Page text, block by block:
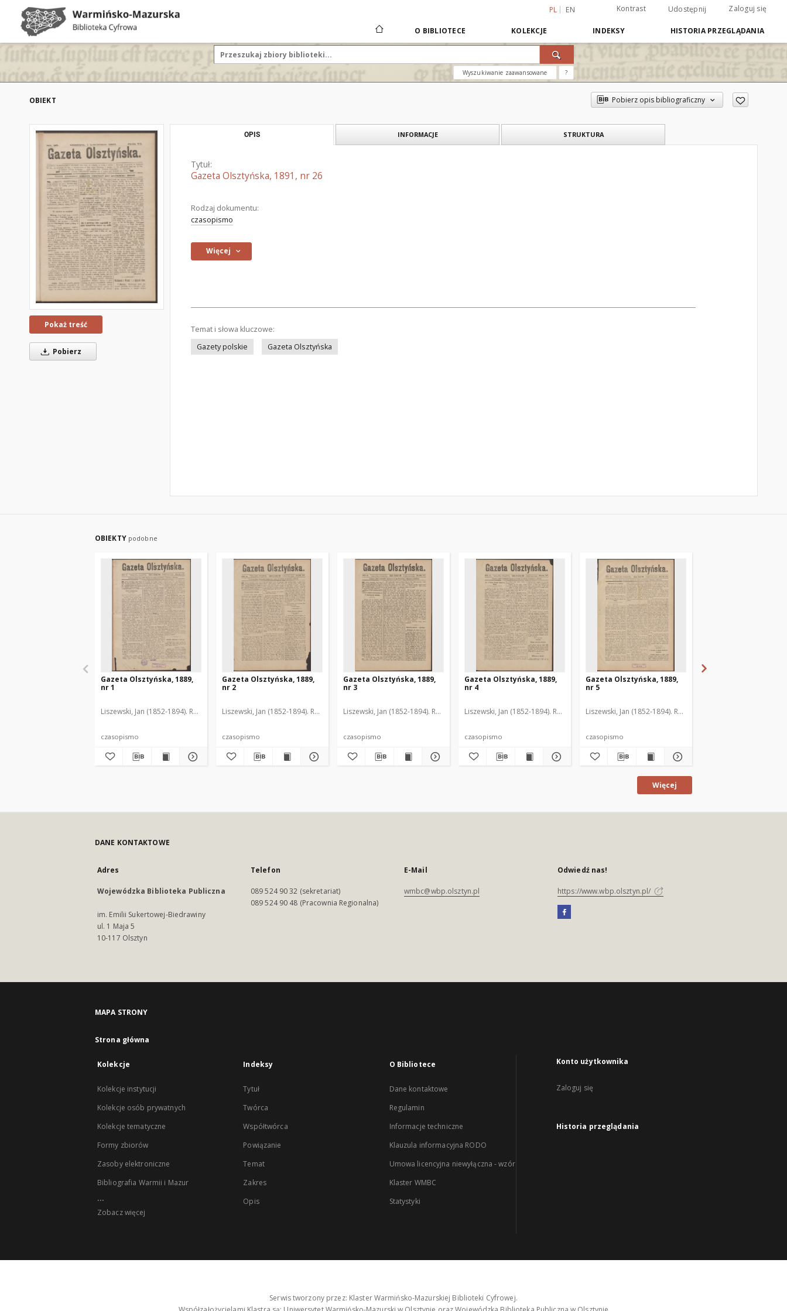
PL EN Kontrast Udostępnij Zaloguj się
O BIBLIOTECE KOLEKCJE INDEKSY HISTORIA PRZEGLĄDANIA
Wyszukiwanie zaawansowane ?
OBIEKT Pobierz opis bibliograficzny
Pokaż treść
Pobierz
OPIS INFORMACJE STRUKTURA
Tytuł:
Gazeta Olsztyńska, 1891, nr 26
Rodzaj dokumentu:
czasopismo
Więcej
Temat i słowa kluczowe:
Gazety polskie
Gazeta Olsztyńska
OBIEKTY podobne
Gazeta Olsztyńska, 1889,
nr 1
Liszewski, Jan (1852-1894). Red.
czasopismo
Gazeta Olsztyńska, 1889,
nr 2
Liszewski, Jan (1852-1894). Red.
czasopismo
Gazeta Olsztyńska, 1889,
nr 3
Liszewski, Jan (1852-1894). Red.
czasopismo
Gazeta Olsztyńska, 1889,
nr 4
Liszewski, Jan (1852-1894). Red.
czasopismo
Gazeta Olsztyńska, 1889,
nr 5
Liszewski, Jan (1852-1894). Red.
czasopismo
Więcej
DANE KONTAKTOWE
Adres
Wojewódzka Biblioteka Publiczna
im. Emilii Sukertowej-Biedrawiny
ul. 1 Maja 5
10-117 Olsztyn
Telefon
089 524 90 32 (sekretariat)
089 524 90 48 (Pracownia Regionalna)
E-Mail
wmbc@wbp.olsztyn.pl
Odwiedź nas!
https://www.wbp.olsztyn.pl/
MAPA STRONY
Strona główna
Kolekcje
Kolekcje instytucji
Kolekcje osób prywatnych
Kolekcje tematyczne
Formy zbiorów
Zasoby elektroniczne
Bibliografia Warmii i Mazur
...
Zobacz więcej
Indeksy
Tytuł
Twórca
Współtwórca
Powiązanie
Temat
Zakres
Opis
O Bibliotece
Dane kontaktowe
Regulamin
Informacje techniczne
Klauzula informacyjna RODO
Umowa licencyjna niewyłączna - wzór
Klaster WMBC
Statystyki
Konto użytkownika
Zaloguj się
Historia przeglądania
Serwis tworzony przez: Klaster Warmińsko-Mazurskiej Biblioteki Cyfrowej.